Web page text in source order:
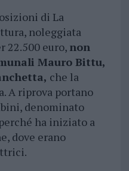
di La
noleggiata
22.500 euro, non
Mauro Bittu,
che la
A riprova portano
denominato
ha iniziato a
dove erano